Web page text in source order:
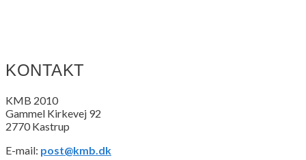
KONTAKT
KMB 2010
Gammel Kirkevej 92
2770 Kastrup
E-mail: post@kmb.dk